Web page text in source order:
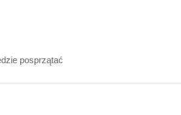
posprzątać